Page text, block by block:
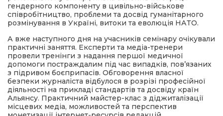
гендерного компоненту в цивільно-військове
співробітництво, проблеми та досвід гуманітарного
розмінування в Україні, витоки та еволюція НАТО.
А вже наступного дня на учасників семінару очікували
практичні заняття. Експерти та медіа-тренери
провели тренінги з надання першої медичної
допомоги постраждалим під час випадків, пов’язаних
з підривом боєприпасів. Обговорення власної
безпеки журналіста відбулося в розрізі професійної
діяльності на прикладі стандартів та досвіду країн
Альянсу. Практичний майстер-клас з діджиталізації
місцевих медіа, можливостей та перспектив